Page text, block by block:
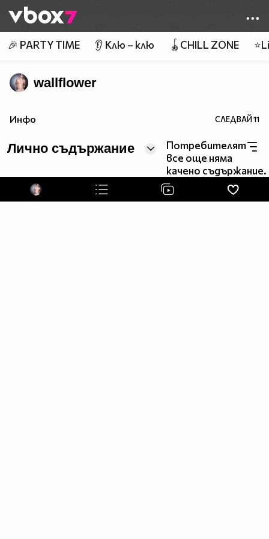
👾
🎉 PARTY TIME 👂 Клю – клю 🪀CHILL ZONE
wallflower
Инфо СЛЕДВАЙ11
Лично съдържание
Потребителят
все още няма
качено съдържание.